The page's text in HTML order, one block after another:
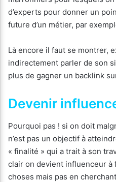
d’experts pour donner un
future d’un métier, par
Là encore il faut se montrer,
indirectement parler de son
plus de gagner un backlink
Devenir
Pourquoi pas ! si on doit
n’est pas un objectif à
« finalité » qui a trait à son
clair on devient influenceur à
choses mais pas en